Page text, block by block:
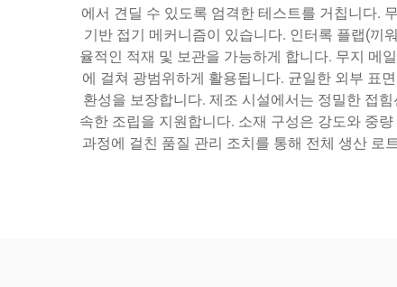
에서 견딜 수 있도록 엄격한 테스트를 거칩니다.
기반 접기 메커니즘이 있습니다. 인터록 플랩(끼
율적인 적재 및 보관을 가능하게 합니다. 무지 메
에 걸쳐 광범위하게 활용됩니다. 균일한 외부 표
환성을 보장합니다. 제조 시설에서는 정밀한 접
속한 조립을 지원합니다. 소재 구성은 강도와 중
과정에 걸친 품질 관리 조치를 통해 전체 생산 로